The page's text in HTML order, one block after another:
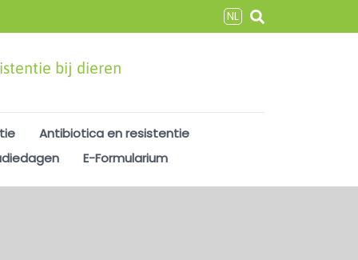
NL
bij dieren
Antibiotica en resistentie
E-Formularium